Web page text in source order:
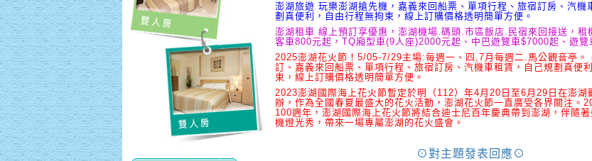
澎湖旅遊 玩樂澎湖搶先機，嘉義來回船票、單項行程、旅宿訂房、汽機
劃真便利，自由行程無拘束，線上訂購價格透明簡單方便。
澎湖租車 線上預訂享優惠，澎湖機場.碼頭.市區飯店.民宿來回接送，租
客車800元起，TQ廂型車(9人座)2000元起、中巴遊覽車$7000起、遊覽
2025澎湖花火節！5/05-7/29主場:每週一、四,7月每週二.馬公觀音亭。
訂、嘉義來回船票、單項行程、旅宿訂房、汽機車租賃，自己規劃真便
束，線上訂購價格透明簡單方便。
2023澎湖國際海上花火節暫定於明（112）年4月20日至6月29日在澎湖
辦，作為全國春夏最盛大的花火活動，澎湖花火節一直廣受各界關注。
100週年，澎湖國際海上花火節將結合迪士尼百年慶典帶到澎湖，伴隨
機燈光秀，帶來一場專屬澎湖的花火盛會。
⊙對主題發表回應⊙